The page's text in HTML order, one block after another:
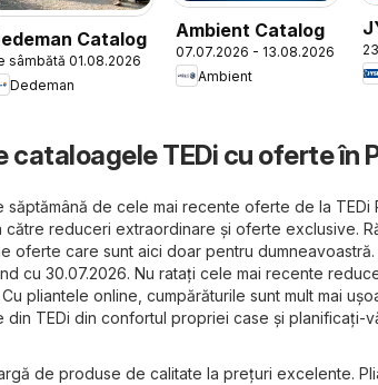
Catalog
sâmbătă 01.08.2026
Dedeman
Ambient Catalog
07.07.2026 - 13.08.2026
Ambient
cataloagele TEDi cu oferte în
săptămână de cele mai recente oferte de la TEDi
reduceri extraordinare și oferte exclusive.
oferte care sunt aici doar pentru
cu 30.07.2026. Nu ratați cele mai recente
pliantele online, cumpărăturile sunt mult mai
TEDi din confortul propriei case și planificați-
de produse de calitate la prețuri excelente.